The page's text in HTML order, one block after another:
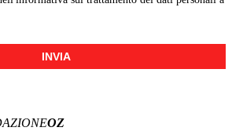
INVIA
OZ